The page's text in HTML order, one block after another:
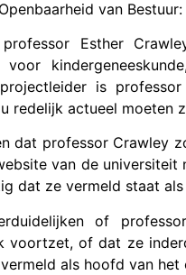
van Bestuur:
Esther
voor
is
redelijk actueel moeten
dat professor Crawley
van de
dat ze vermeld staat
of
voortzet, of dat ze
als hoofd van